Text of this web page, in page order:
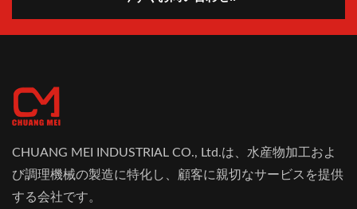
CHUANG MEI INDUSTRIAL CO., Ltd.は、水産物加工およ
び調理機械の製造に特化し、顧客に親切なサービスを提供
する会社です。